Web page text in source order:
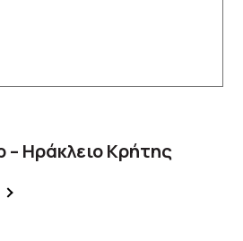
– Ηράκλειο Κρήτης